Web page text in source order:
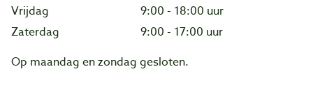
Vrijdag
9:00 - 18:00 uur
Zaterdag
9:00 - 17:00 uur
Op maandag en zondag gesloten.